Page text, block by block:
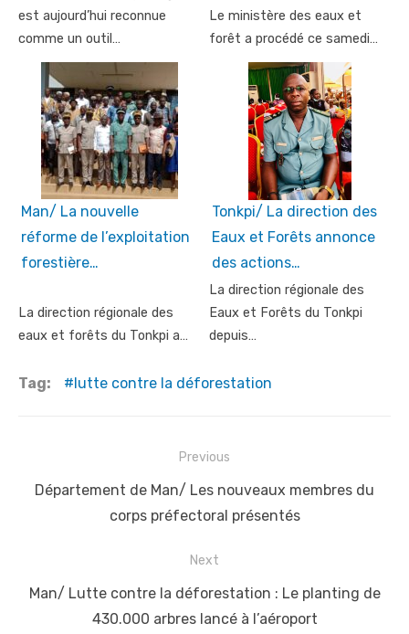
est aujourd’hui reconnue
comme un outil…
Le ministère des eaux et
forêt a procédé ce samedi…
Man/ La nouvelle
réforme de l’exploitation
forestière…
La direction régionale des
eaux et forêts du Tonkpi a…
Tonkpi/ La direction des
Eaux et Forêts annonce
des actions…
La direction régionale des
Eaux et Forêts du Tonkpi
depuis…
Tag: lutte contre la déforestation
navigation
Previous
Previous
Département de Man/ Les nouveaux membres du
corps préfectoral présentés
Next
Next
Man/ Lutte contre la déforestation : Le planting de
430.000 arbres lancé à l’aéroport